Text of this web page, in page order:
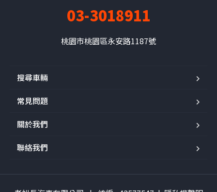
03-3018911
桃園市桃園區永安路1187號
搜尋車輛
常見問題
關於我們
聯絡我們